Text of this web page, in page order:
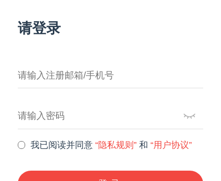
请登录
我已阅读并同意“隐私规则” 和“用户协议”